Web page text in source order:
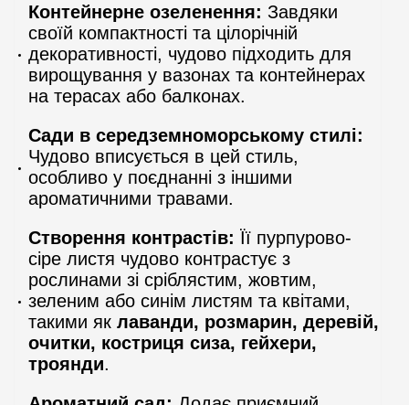
Контейнерне озеленення: Завдяки
своїй компактності та цілорічній
декоративності, чудово підходить для
вирощування у вазонах та контейнерах
на терасах або балконах.
Сади в середземноморському стилі:
Чудово вписується в цей стиль,
особливо у поєднанні з іншими
ароматичними травами.
Створення контрастів: Її пурпурово-
сіре листя чудово контрастує з
рослинами зі сріблястим, жовтим,
зеленим або синім листям та квітами,
такими як лаванди, розмарин, деревій,
очитки, костриця сиза, гейхери,
троянди.